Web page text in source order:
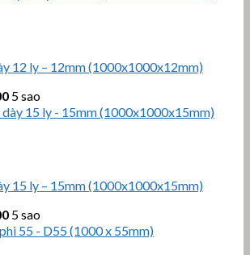
12 ly – 12mm (1000x1000x12mm)
5 sao
15 ly – 15mm (1000x1000x15mm)
5 sao